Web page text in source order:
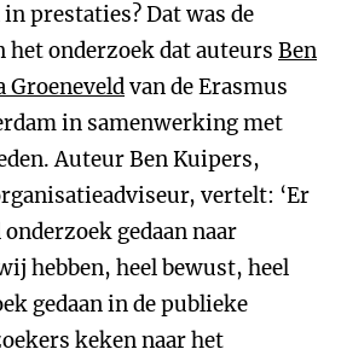
prestaties? Dat was de
het onderzoek dat auteurs Ben
Groeneveldvan de Erasmus
in samenwerking met
Auteur Ben Kuipers,
vertelt: ‘Er
gedaan naar
hebben, heel bewust, heel
gedaan in de publieke
keken naar het